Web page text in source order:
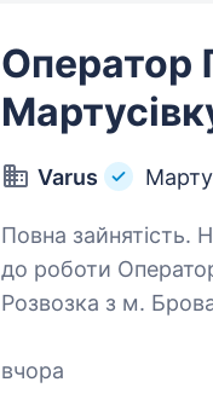
Оператор
Varus
Повна зайнятість. Національна мережа супермаркетів VARUS запрошує
до роботи
Розвозка з м.
вчора